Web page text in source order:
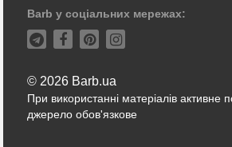
Barb у соціальних мережах:
© 2026 Barb.ua
При використанні матеріалів активне
джерело обов'язкове